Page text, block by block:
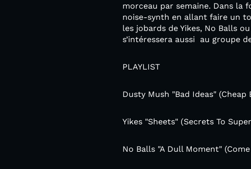
morceau par semaine. Dans la
noise-synth en allant faire un
les jobards de Yikes, No Balls
s’intéressera aussi au groupe
PLAYLIST
Dusty Mush "Bad Ideas"
Yikes "Sheets" (Secrets To
No Balls "A Dull Moment"